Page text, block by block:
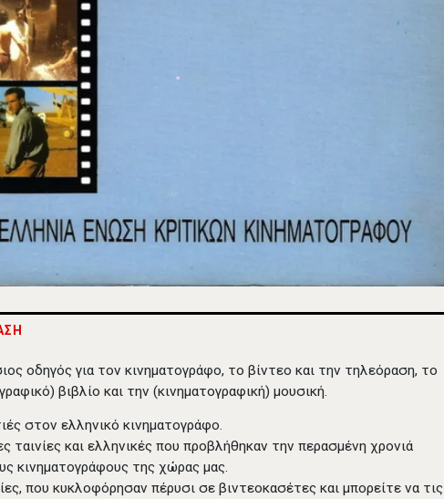
οδηγός για τον κινηματογράφο, το βίντεο και την τηλεόραση, το
βιβλίο και την (κινηματογραφική) μουσική.
στον ελληνικό κινηματογράφο.
ταινίες και ελληνικές που προβλήθηκαν την περασμένη χρονιά
κινηματογράφους της χώρας μας.
που κυκλοφόρησαν πέρυσι σε βιντεοκασέτες και μπορείτε να τις